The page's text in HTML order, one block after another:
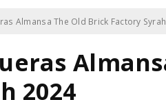
Almansa The Old Brick Factory Syrah
2024